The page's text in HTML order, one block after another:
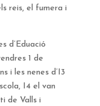
reis, el fumera i
d’Eduació
1 de
i les nenes d’I3
I4 el van
de Valls i